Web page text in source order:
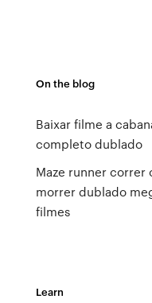
On the blog
Baixar filme a
completo dublado
Maze runner correr
morrer dublado
filmes
Learn